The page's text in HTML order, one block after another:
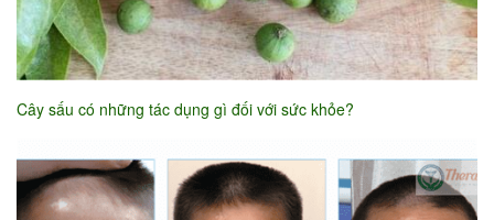
Cây sấu có những tác dụng gì đối với sức khỏe?